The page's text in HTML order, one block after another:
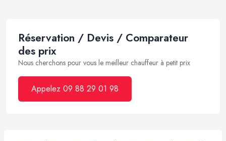
Réservation / Devis / Comparateur
des prix
Nous cherchons pour vous le meilleur chauffeur à petit prix
Appelez 09 88 29 01 98